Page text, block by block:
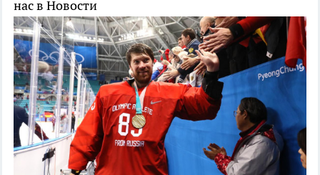
нас в Новости